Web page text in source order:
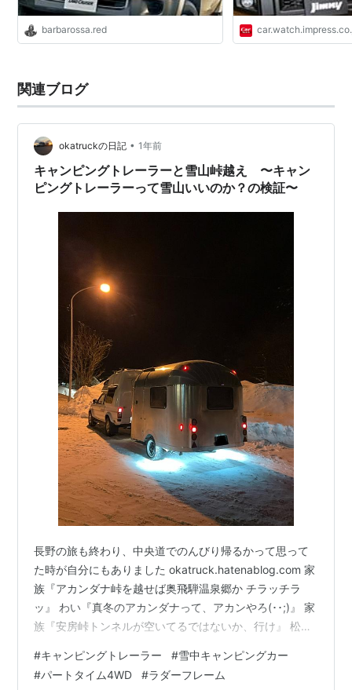
barbarossa.red
関連ブログ
okatruckの日記 • 1年前
キャンピングトレーラーと雪山峠越え 〜キャン
ピングトレーラーって雪山いいのか？の検証〜
長野の旅も終わり、中央道でのんびり帰るかって思って
た時が自分にもありました okatruck.hatenablog.com 家
族『アカンダナ峠を越せば奥飛騨温泉郷か チラッチラ
ッ』 わい『真冬のアカンダナって、アカンやろ(･･;)』 家
族『安房峠トンネルが空いてるではないか、行け』 松本
は 息子がコドラをするってのでナビシートに座らせ やけ
に静かやなって後部座席を見ると妻に母、娘は寝てまし
#キャンピングトレーラー #雪中キャンピングカー
#パートタイム4WD #ラダーフレーム